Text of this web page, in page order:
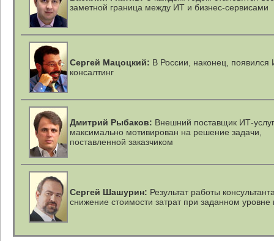
заметной граница между ИТ и бизнес-сервисами
Сергей Мацоцкий: В России, наконец, появился
консалтинг
Дмитрий Рыбаков: Внешний поставщик ИТ-услуг
максимально мотивирован на решение задачи,
поставленной заказчиком
Сергей Шашурин: Результат работы
снижение стоимости затрат при заданном уровне